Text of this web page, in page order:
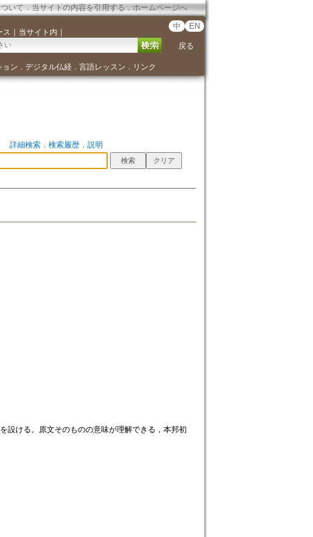
いて．当サイトの内容を引用する ． ホームページへ
ス ｜ 当サイト内 ｜
中 EN
戻る
ョン ． デジタル仏経． 言語レッスン ． リンク
詳細検索． 検索履歴． 説明
設ける。原文そのものの意味が理解できる，本邦初